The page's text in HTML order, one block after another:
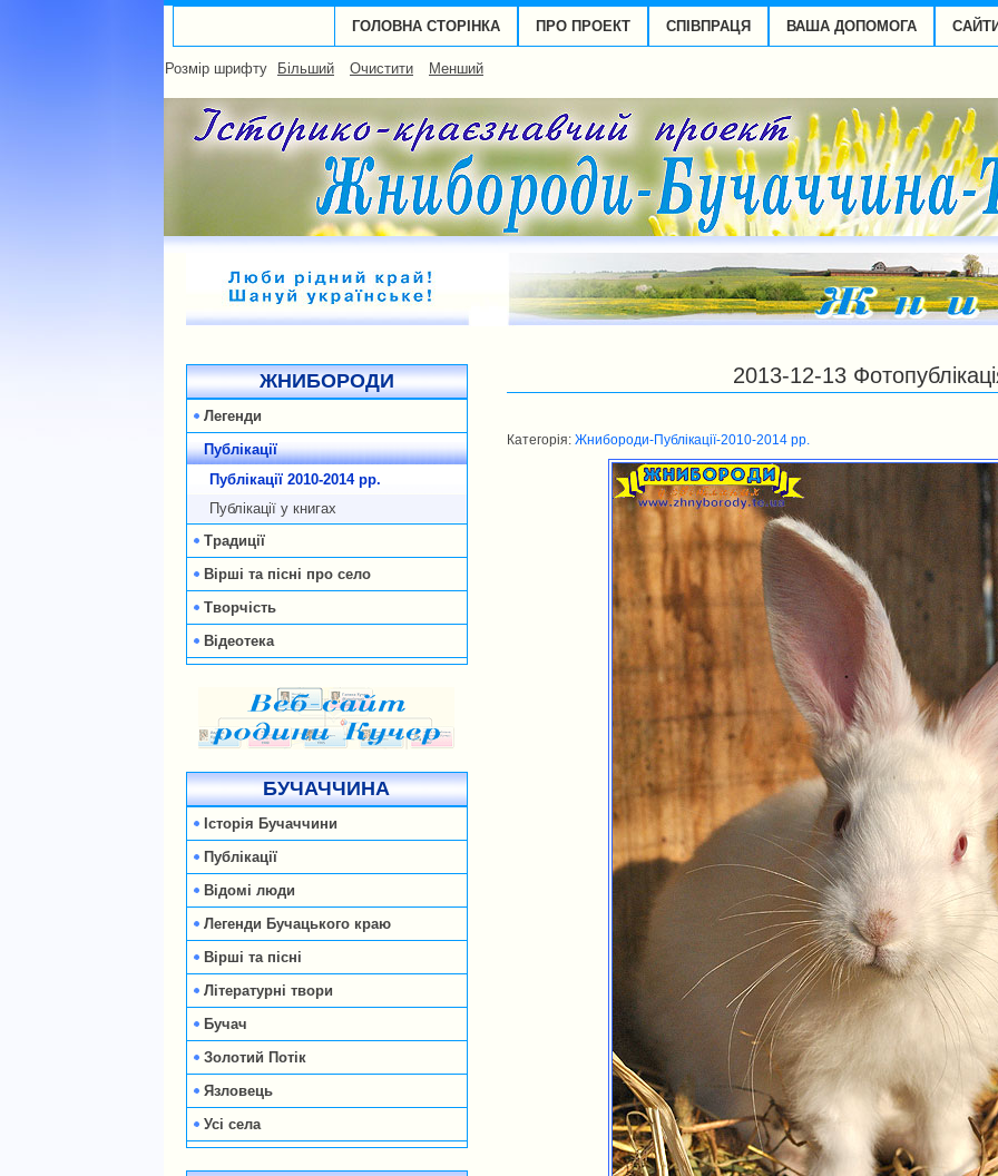
ГОЛОВНА СТОРІНКА ПРО ПРОЕКТ СПІВПРАЦЯ ВАША ДОПОМОГА
Розмір шрифту Більший Очистити Менший
ЖНИБОРОДИ
Легенди
Публікації
Публікації 2010-2014 рp.
Публікації у книгах
Традиції
Вірші та пісні про село
Творчість
Відеотека
БУЧАЧЧИНА
Історія Бучаччини
Публікації
Відомі люди
Легенди Бучацького краю
Вірші та пісні
Літературні твори
Бучач
Золотий Потік
Язловець
Усі села
2013-12-13
Категорія: Жнибороди-Публікації-2010-2014 рp.